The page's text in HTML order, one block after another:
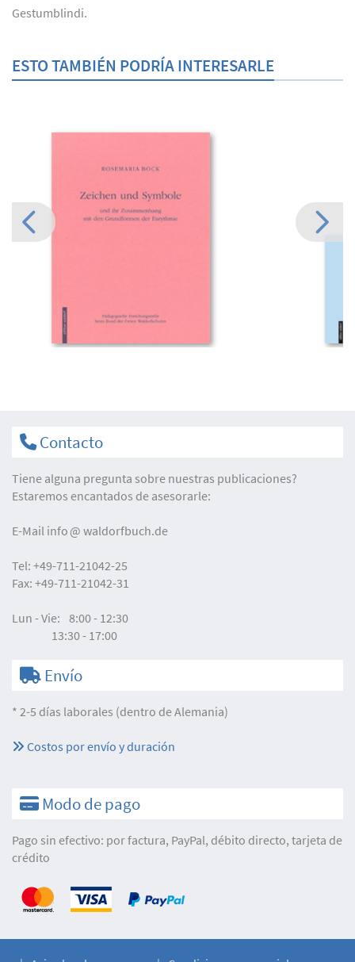
Gestumblindi.
ESTO TAMBIÉN PODRÍA INTERESARLE
Contacto
Tiene alguna pregunta sobre nuestras publicaciones?
Estaremos encantados de asesorarle:
E-Mail info waldorfbuch.de
Tel: +49-711-21042-25
Fax: +49-711-21042-31
Lun - Vie: 8:00 - 12:30
13:30 - 17:00
Envío
* 2-5 días laborales (dentro de Alemania)
Costos por envío y duración
Modo de pago
Pago sin efectivo: por factura, PayPal, débito directo, tarjeta de
crédito